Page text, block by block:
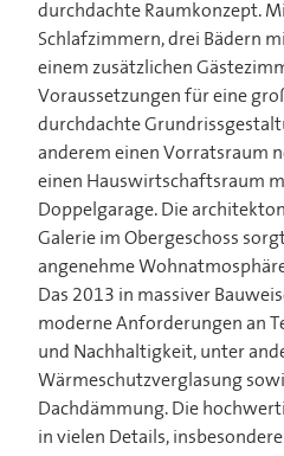
durchdachte Raumkonzept.
Schlafzimmern, drei Bädern
einem zusätzlichen
Voraussetzungen für eine
durchdachte
anderem einen Vorratsraum
einen Hauswirtschaftsraum
Doppelgarage. Die
Galerie im Obergeschoss
angenehme
Das 2013 in massiver
moderne Anforderungen an
und Nachhaltigkeit, unter
Wärmeschutzverglasung
Dachdämmung. Die
in vielen Details,